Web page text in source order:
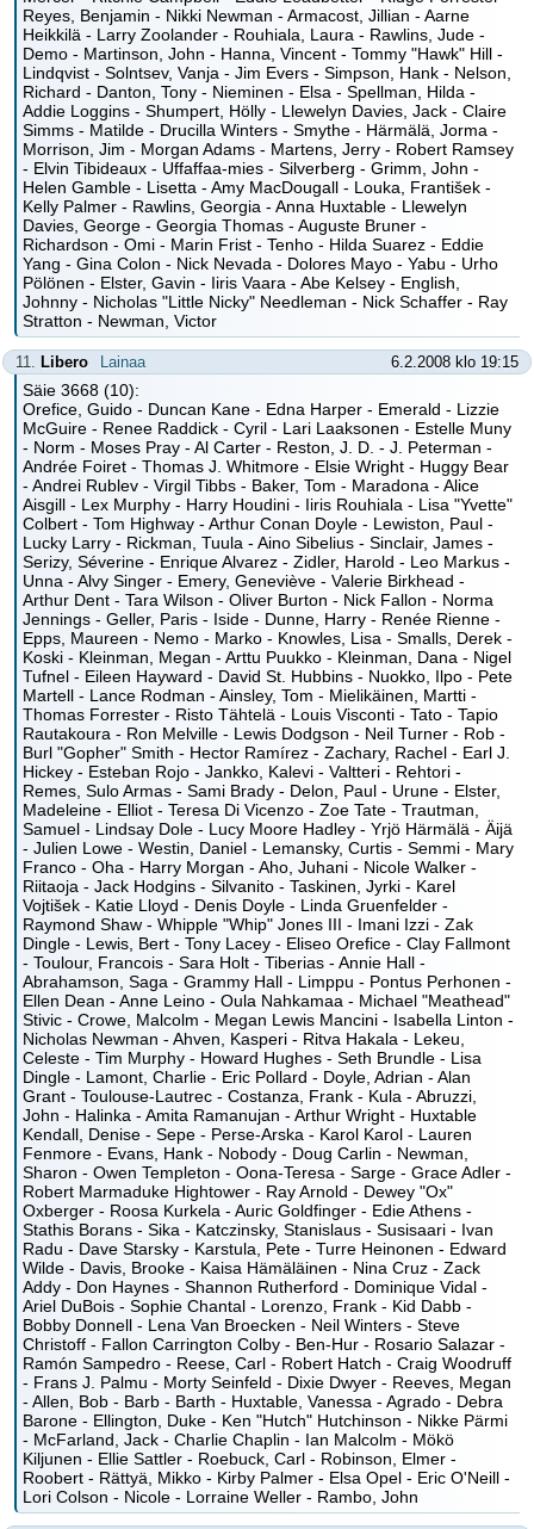
Reyes, Benjamin - Nikki Newman - Armacost, Jillian - Aarne
Heikkilä - Larry Zoolander - Rouhiala, Laura - Rawlins, Jude -
Demo - Martinson, John - Hanna, Vincent - Tommy "Hawk" Hill -
Lindqvist - Solntsev, Vanja - Jim Evers - Simpson, Hank - Nelson,
Richard - Danton, Tony - Nieminen - Elsa - Spellman, Hilda -
Addie Loggins - Shumpert, Hölly - Llewelyn Davies, Jack - Claire
Simms - Matilde - Drucilla Winters - Smythe - Härmälä, Jorma -
Morrison, Jim - Morgan Adams - Martens, Jerry - Robert Ramsey
- Elvin Tibideaux - Uffaffaa-mies - Silverberg - Grimm, John -
Helen Gamble - Lisetta - Amy MacDougall - Louka, František -
Kelly Palmer - Rawlins, Georgia - Anna Huxtable - Llewelyn
Davies, George - Georgia Thomas - Auguste Bruner -
Richardson - Omi - Marin Frist - Tenho - Hilda Suarez - Eddie
Yang - Gina Colon - Nick Nevada - Dolores Mayo - Yabu - Urho
Pölönen - Elster, Gavin - Iiris Vaara - Abe Kelsey - English,
Johnny - Nicholas "Little Nicky" Needleman - Nick Schaffer - Ray
Stratton - Newman, Victor
11. Libero Lainaa 6.2.2008 klo 19:15
Säie 3668 (10):
Orefice, Guido - Duncan Kane - Edna Harper - Emerald - Lizzie
McGuire - Renee Raddick - Cyril - Lari Laaksonen - Estelle Muny
- Norm - Moses Pray - Al Carter - Reston, J. D. - J. Peterman -
Andrée Foiret - Thomas J. Whitmore - Elsie Wright - Huggy Bear
- Andrei Rublev - Virgil Tibbs - Baker, Tom - Maradona - Alice
Aisgill - Lex Murphy - Harry Houdini - Iiris Rouhiala - Lisa "Yvette"
Colbert - Tom Highway - Arthur Conan Doyle - Lewiston, Paul -
Lucky Larry - Rickman, Tuula - Aino Sibelius - Sinclair, James -
Serizy, Séverine - Enrique Alvarez - Zidler, Harold - Leo Markus -
Unna - Alvy Singer - Emery, Geneviève - Valerie Birkhead -
Arthur Dent - Tara Wilson - Oliver Burton - Nick Fallon - Norma
Jennings - Geller, Paris - Iside - Dunne, Harry - Renée Rienne -
Epps, Maureen - Nemo - Marko - Knowles, Lisa - Smalls, Derek -
Koski - Kleinman, Megan - Arttu Puukko - Kleinman, Dana - Nigel
Tufnel - Eileen Hayward - David St. Hubbins - Nuokko, Ilpo - Pete
Martell - Lance Rodman - Ainsley, Tom - Mielikäinen, Martti -
Thomas Forrester - Risto Tähtelä - Louis Visconti - Tato - Tapio
Rautakoura - Ron Melville - Lewis Dodgson - Neil Turner - Rob -
Burl "Gopher" Smith - Hector Ramírez - Zachary, Rachel - Earl J.
Hickey - Esteban Rojo - Jankko, Kalevi - Valtteri - Rehtori -
Remes, Sulo Armas - Sami Brady - Delon, Paul - Urune - Elster,
Madeleine - Elliot - Teresa Di Vicenzo - Zoe Tate - Trautman,
Samuel - Lindsay Dole - Lucy Moore Hadley - Yrjö Härmälä - Äijä
- Julien Lowe - Westin, Daniel - Lemansky, Curtis - Semmi - Mary
Franco - Oha - Harry Morgan - Aho, Juhani - Nicole Walker -
Riitaoja - Jack Hodgins - Silvanito - Taskinen, Jyrki - Karel
Vojtišek - Katie Lloyd - Denis Doyle - Linda Gruenfelder -
Raymond Shaw - Whipple "Whip" Jones III - Imani Izzi - Zak
Dingle - Lewis, Bert - Tony Lacey - Eliseo Orefice - Clay Fallmont
- Toulour, Francois - Sara Holt - Tiberias - Annie Hall -
Abrahamson, Saga - Grammy Hall - Limppu - Pontus Perhonen -
Ellen Dean - Anne Leino - Oula Nahkamaa - Michael "Meathead"
Stivic - Crowe, Malcolm - Megan Lewis Mancini - Isabella Linton -
Nicholas Newman - Ahven, Kasperi - Ritva Hakala - Lekeu,
Celeste - Tim Murphy - Howard Hughes - Seth Brundle - Lisa
Dingle - Lamont, Charlie - Eric Pollard - Doyle, Adrian - Alan
Grant - Toulouse-Lautrec - Costanza, Frank - Kula - Abruzzi,
John - Halinka - Amita Ramanujan - Arthur Wright - Huxtable
Kendall, Denise - Sepe - Perse-Arska - Karol Karol - Lauren
Fenmore - Evans, Hank - Nobody - Doug Carlin - Newman,
Sharon - Owen Templeton - Oona-Teresa - Sarge - Grace Adler -
Robert Marmaduke Hightower - Ray Arnold - Dewey "Ox"
Oxberger - Roosa Kurkela - Auric Goldfinger - Edie Athens -
Stathis Borans - Sika - Katczinsky, Stanislaus - Susisaari - Ivan
Radu - Dave Starsky - Karstula, Pete - Turre Heinonen - Edward
Wilde - Davis, Brooke - Kaisa Hämäläinen - Nina Cruz - Zack
Addy - Don Haynes - Shannon Rutherford - Dominique Vidal -
Ariel DuBois - Sophie Chantal - Lorenzo, Frank - Kid Dabb -
Bobby Donnell - Lena Van Broecken - Neil Winters - Steve
Christoff - Fallon Carrington Colby - Ben-Hur - Rosario Salazar -
Ramón Sampedro - Reese, Carl - Robert Hatch - Craig Woodruff
- Frans J. Palmu - Morty Seinfeld - Dixie Dwyer - Reeves, Megan
- Allen, Bob - Barb - Barth - Huxtable, Vanessa - Agrado - Debra
Barone - Ellington, Duke - Ken "Hutch" Hutchinson - Nikke Pärmi
- McFarland, Jack - Charlie Chaplin - Ian Malcolm - Mökö
Kiljunen - Ellie Sattler - Roebuck, Carl - Robinson, Elmer -
Roobert - Rättyä, Mikko - Kirby Palmer - Elsa Opel - Eric O'Neill -
Lori Colson - Nicole - Lorraine Weller - Rambo, John